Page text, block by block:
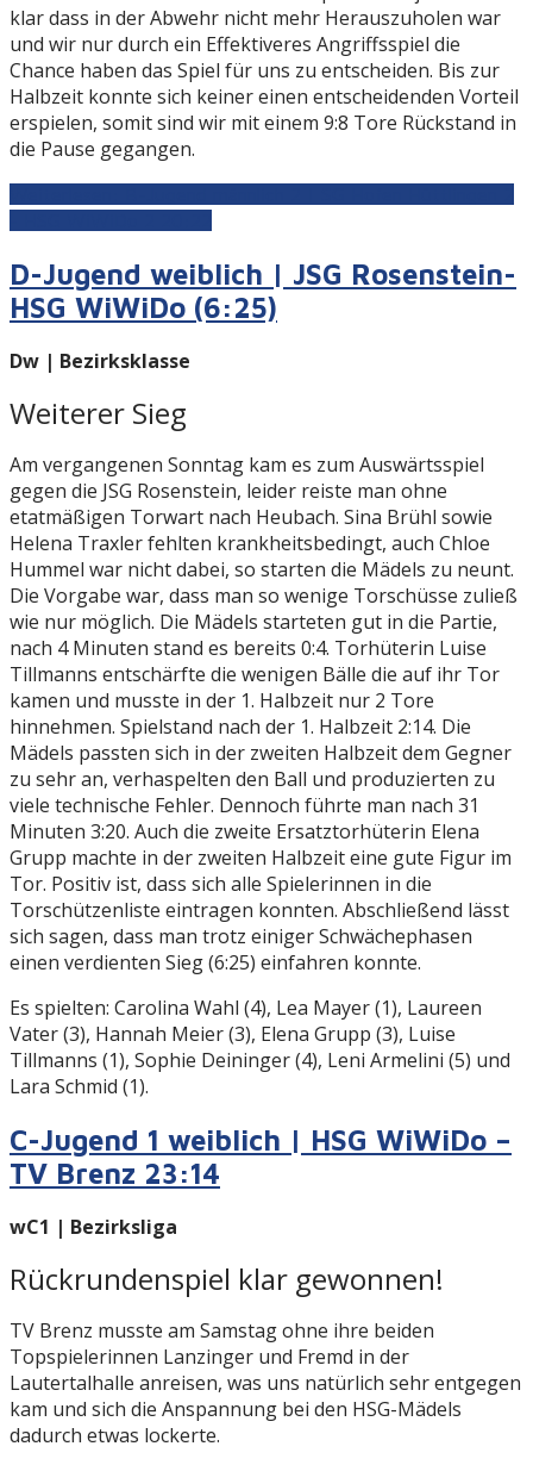
klar dass in der Abwehr nicht mehr Herauszuholen war
und wir nur durch ein Effektiveres Angriffsspiel die
Chance haben das Spiel für uns zu entscheiden. Bis zur
Halbzeit konnte sich keiner einen entscheidenden Vorteil
erspielen, somit sind wir mit einem 9:8 Tore Rückstand in
die Pause gegangen.
D-Jugend weiblich | JSG Rosenstein-
HSG WiWiDo (6:25)
Dw | Bezirksklasse
Weiterer Sieg
Am vergangenen Sonntag kam es zum Auswärtsspiel
gegen die JSG Rosenstein, leider reiste man ohne
etatmäßigen Torwart nach Heubach. Sina Brühl sowie
Helena Traxler fehlten krankheitsbedingt, auch Chloe
Hummel war nicht dabei, so starten die Mädels zu neunt.
Die Vorgabe war, dass man so wenige Torschüsse zuließ
wie nur möglich. Die Mädels starteten gut in die Partie,
nach 4 Minuten stand es bereits 0:4. Torhüterin Luise
Tillmanns entschärfte die wenigen Bälle die auf ihr Tor
kamen und musste in der 1. Halbzeit nur 2 Tore
hinnehmen. Spielstand nach der 1. Halbzeit 2:14. Die
Mädels passten sich in der zweiten Halbzeit dem Gegner
zu sehr an, verhaspelten den Ball und produzierten zu
viele technische Fehler. Dennoch führte man nach 31
Minuten 3:20. Auch die zweite Ersatztorhüterin Elena
Grupp machte in der zweiten Halbzeit eine gute Figur im
Tor. Positiv ist, dass sich alle Spielerinnen in die
Torschützenliste eintragen konnten. Abschließend lässt
sich sagen, dass man trotz einiger Schwächephasen
einen verdienten Sieg (6:25) einfahren konnte.
Es spielten: Carolina Wahl (4), Lea Mayer (1), Laureen
Vater (3), Hannah Meier (3), Elena Grupp (3), Luise
Tillmanns (1), Sophie Deininger (4), Leni Armelini (5) und
Lara Schmid (1).
C-Jugend 1 weiblich | HSG WiWiDo –
TV Brenz 23:14
wC1 | Bezirksliga
Rückrundenspiel klar gewonnen!
TV Brenz musste am Samstag ohne ihre beiden
Topspielerinnen Lanzinger und Fremd in der
Lautertalhalle anreisen, was uns natürlich sehr entgegen
kam und sich die Anspannung bei den HSG-Mädels
dadurch etwas lockerte.